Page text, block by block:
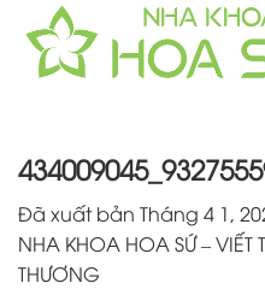
Chuyển
đến
Đã xuất bản Tháng 4 1,
NHA KHOA HOA SỨ – VIẾT
THƯƠNG